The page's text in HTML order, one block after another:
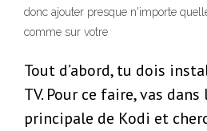
donc ajouter presque n'importe
comme sur votre
Tout d’abord, tu dois
TV. Pour ce faire, vas
principale de Kodi et